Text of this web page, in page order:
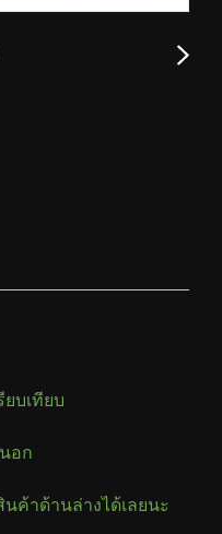
ยบเทียบ
อก
ค้าด้านล่างได้เลยนะ